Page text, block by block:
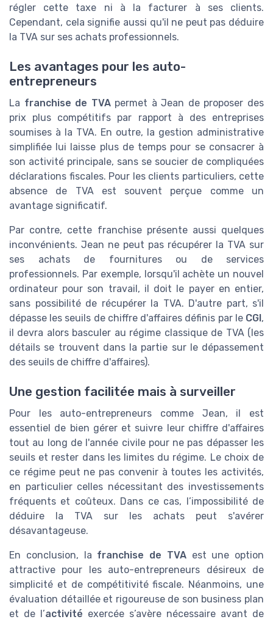
régler cette taxe ni à la facturer à ses clients.
Cependant, cela signifie aussi qu'il ne peut pas déduire
la TVA sur ses achats professionnels.
Les avantages pour les auto-
entrepreneurs
La franchise de TVApermet à Jean de proposer des
prix plus compétitifs par rapport à des entreprises
soumises à la TVA. En outre, la gestion administrative
simplifiée lui laisse plus de temps pour se consacrer à
son activité principale, sans se soucier de compliquées
déclarations fiscales. Pour les clients particuliers, cette
absence de TVA est souvent perçue comme un
avantage significatif.
Par contre, cette franchise présente aussi quelques
inconvénients. Jean ne peut pas récupérer la TVA sur
ses achats de fournitures ou de services
professionnels. Par exemple, lorsqu'il achète un nouvel
ordinateur pour son travail, il doit le payer en entier,
sans possibilité de récupérer la TVA. D'autre part, s'il
dépasse les seuils de chiffre d'affaires définis par le CGI,
il devra alors basculer au régime classique de TVA (les
détails se trouvent dans la partie sur le dépassement
des seuils de chiffre d'affaires).
Une gestion facilitée mais à surveiller
Pour les auto-entrepreneurs comme Jean, il est
essentiel de bien gérer et suivre leur chiffre d'affaires
tout au long de l'année civile pour ne pas dépasser les
seuils et rester dans les limites du régime. Le choix de
ce régime peut ne pas convenir à toutes les activités,
en particulier celles nécessitant des investissements
fréquents et coûteux. Dans ce cas, l’impossibilité de
déduire la TVA sur les achats peut s'avérer
désavantageuse.
En conclusion, la franchise de TVAest une option
attractive pour les auto-entrepreneurs désireux de
simplicité et de compétitivité fiscale. Néanmoins, une
évaluation détaillée et rigoureuse de son business plan
et de l’activité exercée s’avère nécessaire avant de